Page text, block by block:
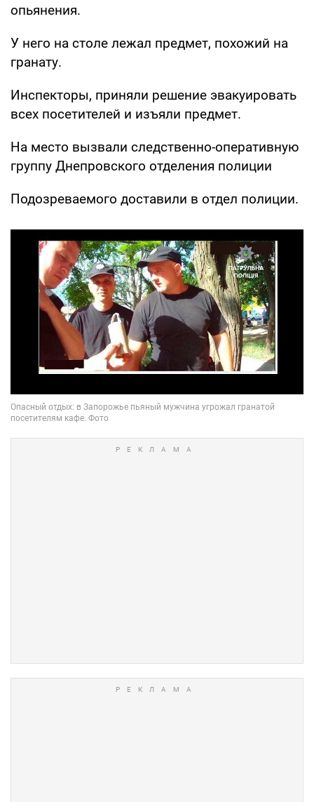
опьянения.
У него на столе лежал предмет, похожий на
гранату.
Инспекторы, приняли решение эвакуировать
всех посетителей и изъяли предмет.
На место вызвали следственно-оперативную
группу Днепровского отделения полиции
Подозреваемого доставили в отдел полиции.